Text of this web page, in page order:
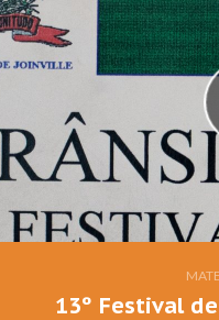
13º Festival